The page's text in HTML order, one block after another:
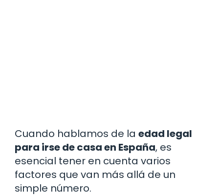
Cuando hablamos de la edad legal
para irse de casa en España, es
esencial tener en cuenta varios
factores que van más allá de un
simple número.